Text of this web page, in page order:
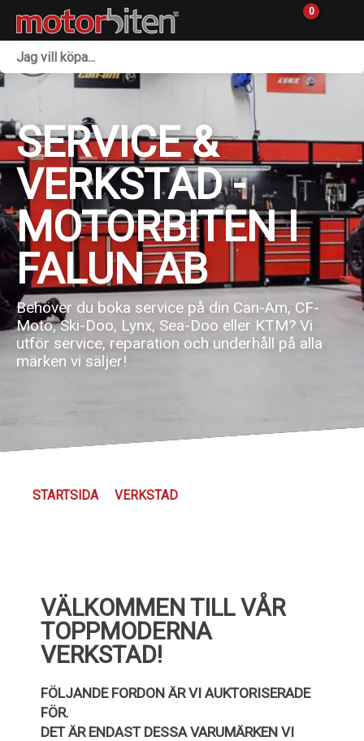
0
Personlig utrustning
Övrigt & Merch
Tillbehör
Outlet
Reservdelar
Sprängskisser
Verkstad
SERVICE &
VERKSTAD -
MOTORBITEN I
FALUN AB
Behöver du boka service på din Can-Am, CF-
Moto, Ski-Doo, Lynx, Sea-Doo eller KTM? Vi
utför service, reparation och underhåll på alla
märken vi säljer!
STARTSIDA VERKSTAD
VÄLKOMMEN TILL VÅR
TOPPMODERNA
VERKSTAD!
FÖLJANDE FORDON ÄR VI AUKTORISERADE
FÖR.
DET ÄR ENDAST DESSA VARUMÄRKEN VI